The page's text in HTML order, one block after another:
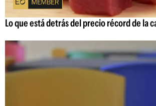
Lo que está detrás del precio récord de la